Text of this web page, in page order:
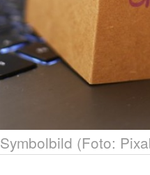
Symbolbild (Foto: